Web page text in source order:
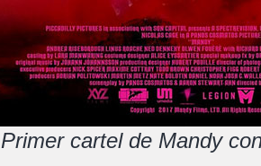
Primer cartel de Mandy